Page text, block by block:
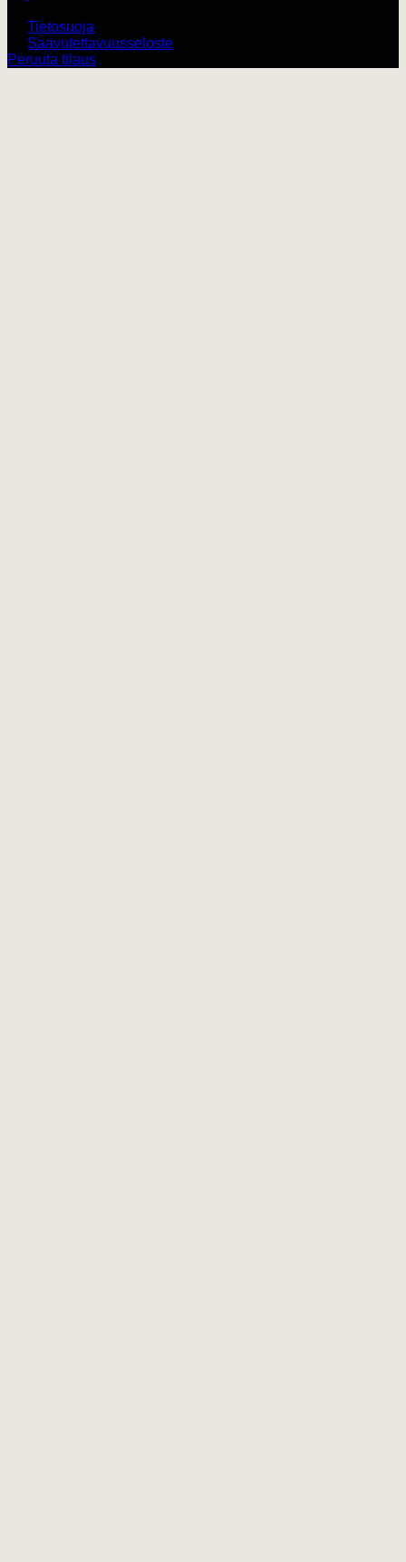
Tietosuoja
Saavutettavuusseloste
Peruuta tilaus